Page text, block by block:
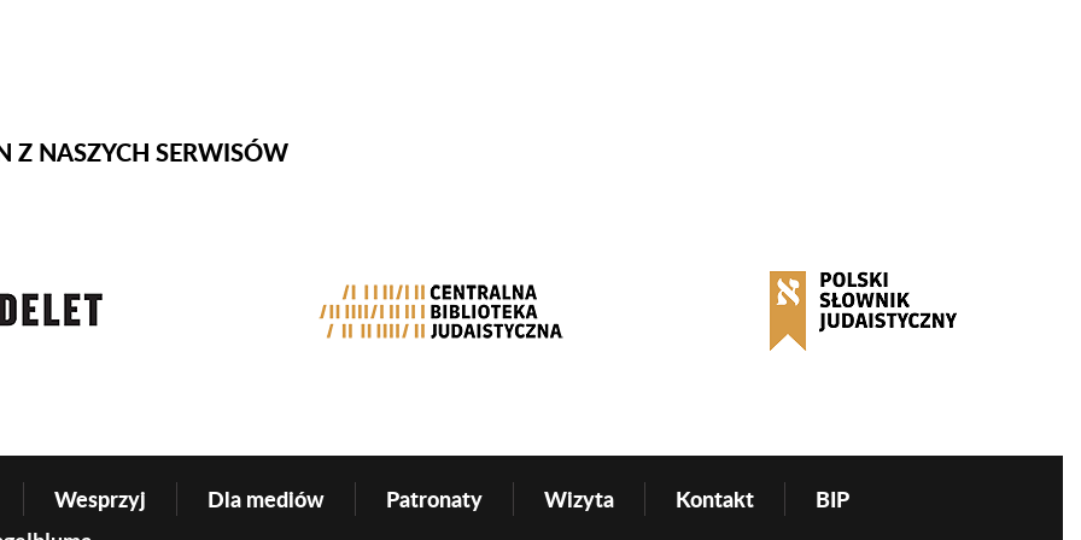
Z NASZYCH SERWISÓW
Wesprzyj Dla mediów Patronaty Wizyta Kontakt BIP